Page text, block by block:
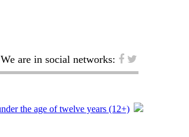
We are in social networks: